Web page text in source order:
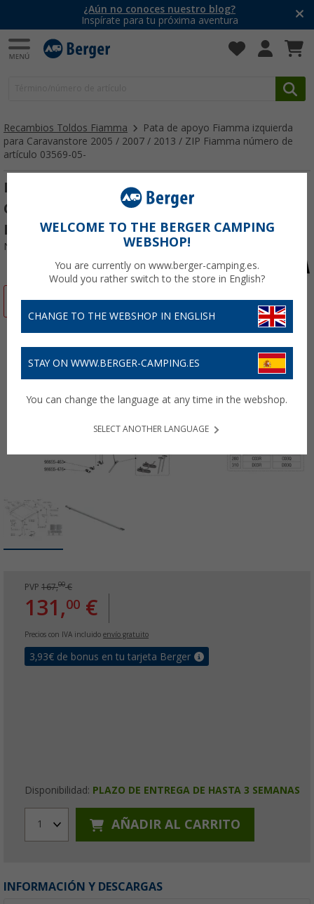
¿Aún no conoces nuestro blog?
Inspírate para tu próxima aventura
Recambios Toldos Fiamma
Pata de apoyo Fiamma izquierda
para Caravanstore 2005 / 2007 / 2013 / ZIP Fiamma número de
artículo 03569-05-
Pata de apoyo Fiamma izquierda para
Caravanstore 2005 / 2007 / 2013 / ZIP
Fiamma número de artículo 03569-05-
Nº de artículo 135637
-21%
PVP 167,00€
131,00 €
Precios con IVA incluido envío gratuito
3,93€ de bonus en tu tarjeta Berger
Disponibilidad: PLAZO DE ENTREGA DE HASTA 3 SEMANAS
1 AÑADIR AL CARRITO
INFORMACIÓN Y DESCARGAS
WELCOME TO THE BERGER CAMPING
WEBSHOP!
You are currently on www.berger-camping.es.
Would you rather switch to the store in English?
CHANGE TO THE WEBSHOP IN ENGLISH
STAY ON WWW.BERGER-CAMPING.ES
You can change the language at any time in the webshop.
SELECT ANOTHER LANGUAGE